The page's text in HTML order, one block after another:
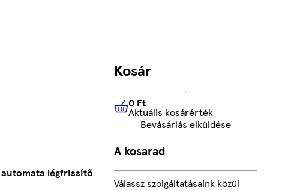
légfrissítő
Kosár
0 FtAktuális kosárérték
0 Ft
Aktuális kosárérték
Bevásárlás elküldése
A kosarad
Válassz szolgáltatásaink közül